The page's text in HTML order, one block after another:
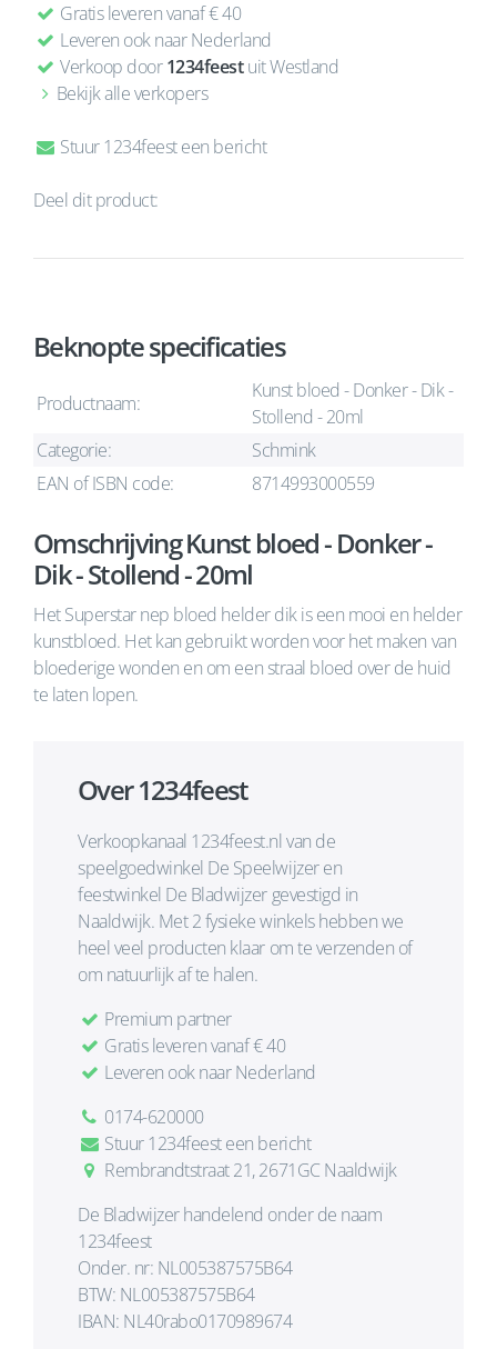
Gratis leveren vanaf € 40
Leveren ook naar Nederland
Verkoop door1234feestuit Westland
Bekijk alle verkopers
Stuur 1234feest een bericht
Deel dit product:
Beknopte specificaties
Productnaam:
Kunst bloed - Donker - Dik -
Stollend - 20ml
Categorie:
Schmink
EAN of ISBN code:
8714993000559
Omschrijving Kunst bloed - Donker -
Dik - Stollend - 20ml
Het Superstar nep bloed helder dik is een mooi en helder
kunstbloed. Het kan gebruikt worden voor het maken van
bloederige wonden en om een straal bloed over de huid
te laten lopen.
Over 1234feest
Verkoopkanaal 1234feest.nl van de
speelgoedwinkel De Speelwijzer en
feestwinkel De Bladwijzer gevestigd in
Naaldwijk. Met 2 fysieke winkels hebben we
heel veel producten klaar om te verzenden of
om natuurlijk af te halen.
Premium partner
Gratis leveren vanaf € 40
Leveren ook naar Nederland
0174-620000
Stuur 1234feest een bericht
Rembrandtstraat 21, 2671GC Naaldwijk
De Bladwijzer handelend onder de naam
1234feest
Onder. nr: NL005387575B64
BTW: NL005387575B64
IBAN: NL40rabo0170989674